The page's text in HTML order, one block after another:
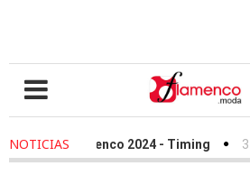
NOTICIAS2024 - Timing 3 years ago